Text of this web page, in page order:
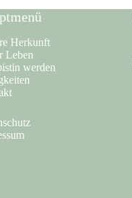
Herkunft
Leben
werden